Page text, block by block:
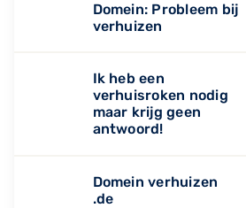
Domein: Probleem bij
verhuizen
Ik heb een
verhuisroken nodig
maar krijg geen
antwoord!
Domein verhuizen
.de